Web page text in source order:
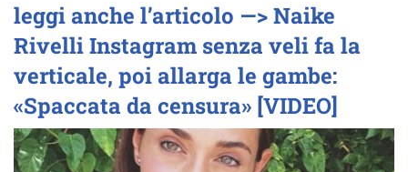
leggi anche l’articolo —> Naike
Rivelli Instagram senza veli fa la
verticale, poi allarga le gambe:
«Spaccata da censura» [VIDEO]